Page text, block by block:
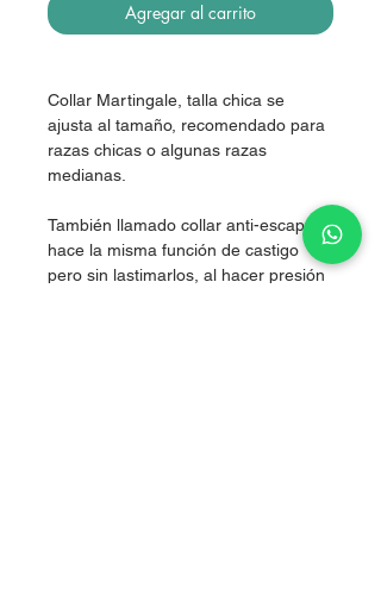
Agregar al carrito
Collar Martingale, talla chica se
ajusta al tamaño, recomendado para
razas chicas o algunas razas
medianas.
También llamado collar anti-escape,
hace la misma función de castigo
pero sin lastimarlos, al hacer presión